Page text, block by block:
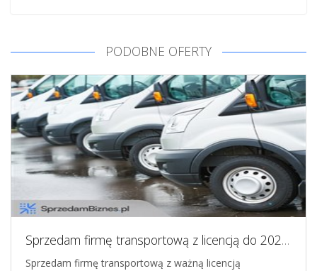
PODOBNE OFERTY
Sprzedam firmę transportową z licencją do 2028 roku - spółka na sprzedaż
Sprzedam firmę transportową z ważną licencją